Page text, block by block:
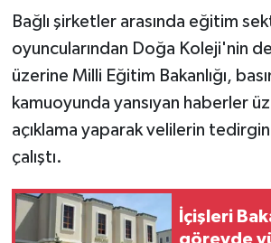
Bağlı şirketler arasında eğitim
oyuncularından Doğa Koleji'nin
üzerine Milli Eğitim Bakanlığı,
kamuoyunda yansıyan haberler
açıklama yaparak velilerin
çalıştı.
İçişleri
görevde